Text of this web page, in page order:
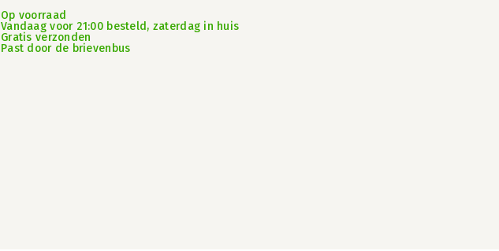
Op voorraad
Vandaag voor 21:00 besteld, zaterdag in huis
Gratis verzonden
Past door de brievenbus